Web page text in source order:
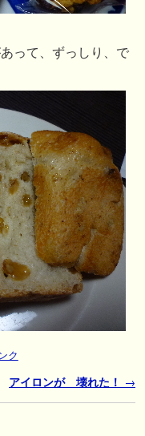
って、ずっしり、で
ク
アイロンが 壊れた！ →